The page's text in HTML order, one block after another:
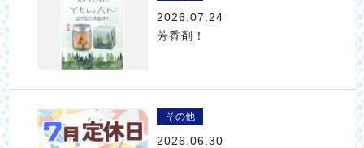
2026.07.24
芳香剤！
その他
2026.06.30